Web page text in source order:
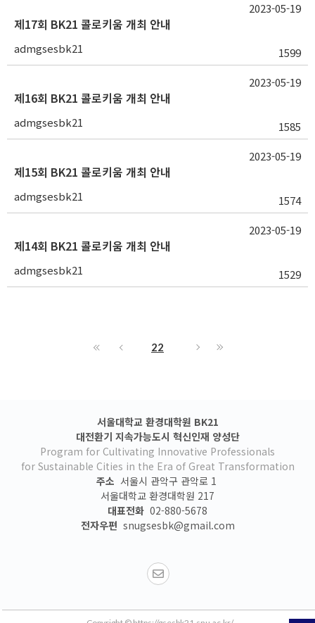
제17회 BK21 콜로키움 개최 안내
admgsesbk21 1599
2023-05-19
제16회 BK21 콜로키움 개최 안내
admgsesbk21 1585
2023-05-19
제15회 BK21 콜로키움 개최 안내
admgsesbk21 1574
2023-05-19
제14회 BK21 콜로키움 개최 안내
admgsesbk21 1529
2023-05-19
22
서울대학교 환경대학원 BK21
대전환기 지속가능도시 혁신인재 양성단
Program for Cultivating Innovative Professionals
for Sustainable Cities in the Era of Great Transformation
주소 서울시 관악구 관악로 1
서울대학교 환경대학원 217
대표전화 02-880-5678
전자우편 snugsesbk@gmail.com